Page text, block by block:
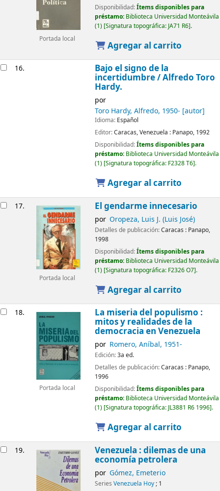
Portada local
Disponibilidad:Ítems disponibles para
préstamo: Biblioteca Universidad Monteávila
(1) Signatura topográfica: JA71 R6 .
Agregar al carrito
16. Bajo el signo de la
incertidumbre/ Alfredo Toro
Hardy.
por
Toro Hardy, Alfredo, 1950- [autor]
Idioma: Español
Editor:Caracas, Venezuela : Panapo, 1992
Disponibilidad:Ítems disponibles para
préstamo: Biblioteca Universidad Monteávila
(1) Signatura topográfica: F2328 T6 .
Agregar al carrito
17.
Portada local
El gendarme innecesario
por Oropeza, Luis J. (Luis José)
Detalles de publicación:Caracas : Panapo,
1998
Disponibilidad:Ítems disponibles para
préstamo: Biblioteca Universidad Monteávila
(1) Signatura topográfica: F2326 O7 .
Agregar al carrito
18.
Portada local
La miseria del populismo :
mitos y realidades de la
democracia en Venezuela
por Romero, Aníbal, 1951-
Edición:3a ed.
Detalles de publicación:Caracas : Panapo,
1996
Disponibilidad:Ítems disponibles para
préstamo: Biblioteca Universidad Monteávila
(1) Signatura topográfica: JL3881 R6 1996 .
Agregar al carrito
19. Venezuela : dilemas de una
economía petrolera
por Gómez, Emeterio
Series Venezuela Hoy; 1